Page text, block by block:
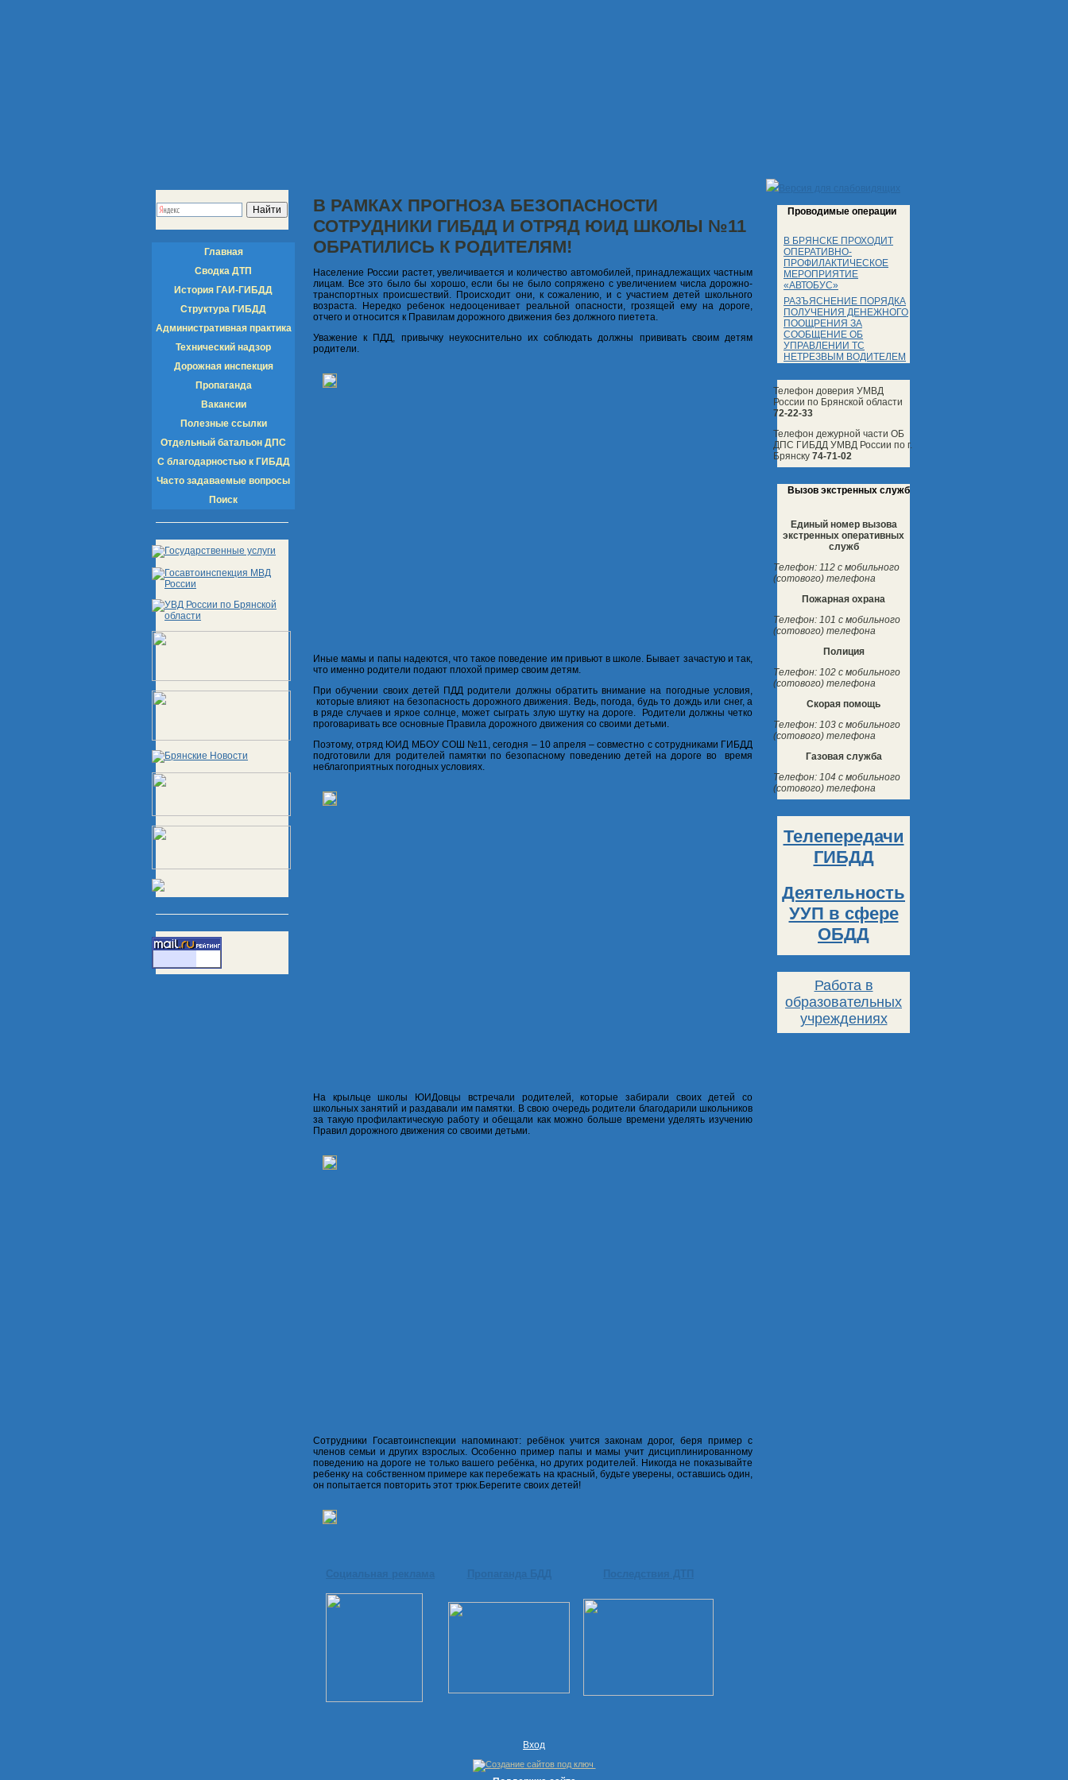
Главная
Сводка ДТП
История ГАИ-ГИБДД
Структура ГИБДД
Административная практика
Технический надзор
Дорожная инспекция
Пропаганда
Вакансии
Полезные ссылки
Отдельный батальон ДПС
С благодарностью к ГИБДД
Часто задаваемые вопросы
Поиск
В РАМКАХ ПРОГНОЗА БЕЗОПАСНОСТИ
СОТРУДНИКИ ГИБДД И ОТРЯД ЮИД ШКОЛЫ №11
ОБРАТИЛИСЬ К РОДИТЕЛЯМ!
Население России растет, увеличивается и количество автомобилей, принадлежащих частным
лицам. Все это было бы хорошо, если бы не было сопряжено с увеличением числа дорожно-
транспортных происшествий. Происходит они, к сожалению, и с участием детей школьного
возраста. Нередко ребенок недооценивает реальной опасности, грозящей ему на дороге,
отчего и относится к Правилам дорожного движения без должного пиетета.
Уважение к ПДД, привычку неукоснительно их соблюдать должны прививать своим детям
родители.
Иные мамы и папы надеются, что такое поведение им привьют в школе. Бывает зачастую и так,
что именно родители подают плохой пример своим детям.
При обучении своих детей ПДД родители должны обратить внимание на погодные условия,
которые влияют на безопасность дорожного движения. Ведь, погода, будь то дождь или снег, а
в ряде случаев и яркое солнце, может сыграть злую шутку на дороге. Родители должны четко
проговаривать все основные Правила дорожного движения со своими детьми.
Поэтому, отряд ЮИД МБОУ СОШ №11, сегодня – 10 апреля – совместно с сотрудниками ГИБДД
подготовили для родителей памятки по безопасному поведению детей на дороге во время
неблагоприятных погодных условиях.
На крыльце школы ЮИДовцы встречали родителей, которые забирали своих детей со
школьных занятий и раздавали им памятки. В свою очередь родители благодарили школьников
за такую профилактическую работу и обещали как можно больше времени уделять изучению
Правил дорожного движения со своими детьми.
Сотрудники Госавтоинспекции напоминают: ребёнок учится законам дорог, беря пример с
членов семьи и других взрослых. Особенно пример папы и мамы учит дисциплинированному
поведению на дороге не только вашего ребёнка, но других родителей. Никогда не показывайте
ребенку на собственном примере как перебежать на красный, будьте уверены, оставшись один,
он попытается повторить этот трюк.Берегите своих детей!
Проводимые операции
В БРЯНСКЕ ПРОХОДИТ
ОПЕРАТИВНО-
ПРОФИЛАКТИЧЕСКОЕ
МЕРОПРИЯТИЕ
«АВТОБУС»
РАЗЪЯСНЕНИЕ ПОРЯДКА
ПОЛУЧЕНИЯ ДЕНЕЖНОГО
ПООЩРЕНИЯ ЗА
СООБЩЕНИЕ ОБ
УПРАВЛЕНИИ ТС
НЕТРЕЗВЫМ ВОДИТЕЛЕМ
Телефон доверия УМВД
России по Брянской области
72-22-33
Телефон дежурной части ОБ
ДПС ГИБДД УМВД России по г.
Брянску 74-71-02
Вызов экстренных служб
Единый номер вызова
экстренных оперативных
служб
Телефон: 112 с мобильного
(сотового) телефона
Пожарная охрана
Телефон: 101 с мобильного
(сотового) телефона
Полиция
Телефон: 102 с мобильного
(сотового) телефона
Скорая помощь
Телефон: 103 с мобильного
(сотового) телефона
Газовая служба
Телефон: 104 с мобильного
(сотового) телефона
Телепередачи
ГИБДД
Деятельность
УУП в сфере
ОБДД
Работа в
образовательных
учреждениях
Вход